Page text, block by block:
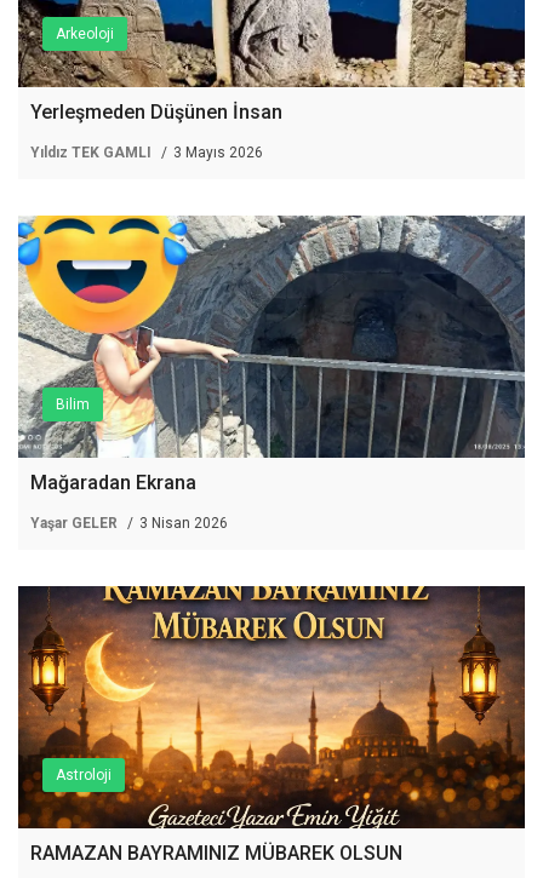
Arkeoloji
Yerleşmeden Düşünen İnsan
Yıldız TEK GAMLI 3 Mayıs 2026
Bilim
Mağaradan Ekrana
Yaşar GELER 3 Nisan 2026
Astroloji
RAMAZAN BAYRAMINIZ MÜBAREK OLSUN